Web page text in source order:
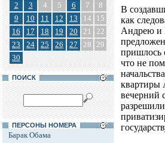
2
3 4 5 6 7
8
9
10 11 12 13 14
15
16
17 18 19 20 21
22
23
24 25 26 27 28 29
30
ПОИСК
ПЕРСОНЫ НОМЕРА
Барак Обама
В
как
Андрею и
пришлось
что не
квартиры
вечерний